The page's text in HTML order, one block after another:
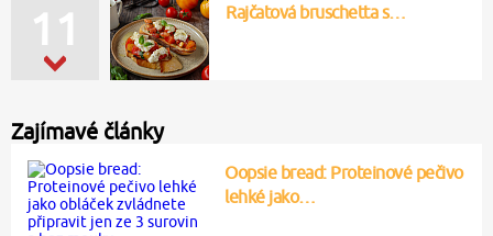
11 Rajčatová bruschetta s…
Zajímavé články
Oopsie bread: Proteinové pečivo
lehké jako…